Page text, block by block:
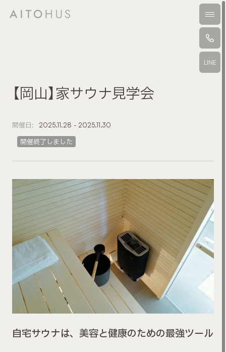
メ
LINE
【岡山】家サウナ見学会
開催日: 2025.11.28 - 2025.11.30
開催終了しました
自宅サウナは、美容と健康のための最強ツール